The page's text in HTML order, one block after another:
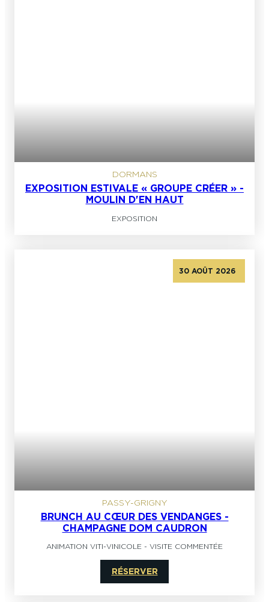
DORMANS
EXPOSITION ESTIVALE « GROUPE CRÉER » -
MOULIN D'EN HAUT
EXPOSITION
30 AOÛT 2026
PASSY-GRIGNY
BRUNCH AU CŒUR DES VENDANGES -
CHAMPAGNE DOM CAUDRON
ANIMATION VITI-VINICOLE - VISITE COMMENTÉE
RÉSERVER